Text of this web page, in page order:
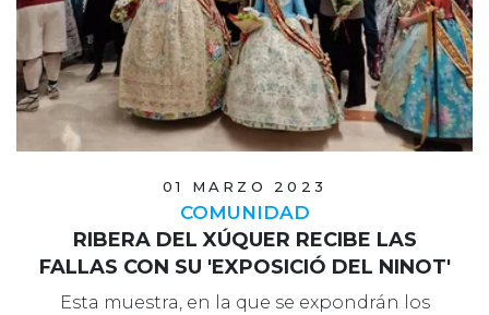
01 MARZO 2023
COMUNIDAD
RIBERA DEL XÚQUER RECIBE LAS
FALLAS CON SU 'EXPOSICIÓ DEL NINOT'
Esta muestra, en la que se expondrán los